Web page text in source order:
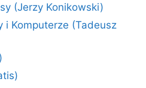
(Jerzy Konikowski)
i Komputerze (Tadeusz